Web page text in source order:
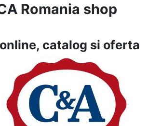
Romania shop
catalog si oferta